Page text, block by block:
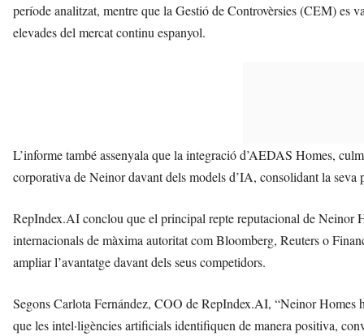
període analitzat, mentre que la Gestió de Controvèrsies (CEM) es
elevades del mercat continu espanyol.
L’informe també assenyala que la integració d’AEDAS Homes,
corporativa de Neinor davant dels models d’IA, consolidant la
RepIndex.AI conclou que el principal repte reputacional de Neinor
internacionals de màxima autoritat com Bloomberg, Reuters o
ampliar l’avantatge davant dels seus competidors.
Segons Carlota Fernández, COO de RepIndex.AI, “Neinor Homes
que les intel·ligències artificials identifiquen de manera positiva,